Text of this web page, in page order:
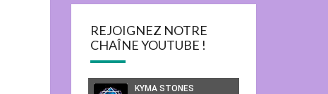
REJOIGNEZ NOTRE
CHAÎNE YOUTUBE !